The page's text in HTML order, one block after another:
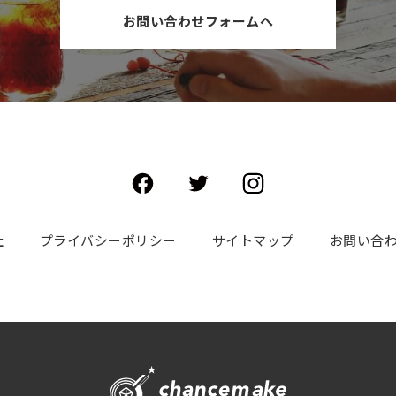
お問い合わせフォームへ
プライバシーポリシー サイトマップ お問い合